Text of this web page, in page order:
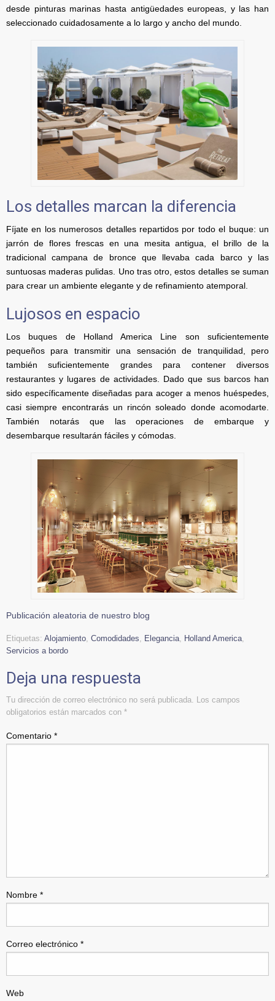
desde pinturas marinas hasta antigüedades europeas, y las han
seleccionado cuidadosamente a lo largo y ancho del mundo.
Los detalles marcan la diferencia
Fíjate en los numerosos detalles repartidos por todo el buque: un
jarrón de flores frescas en una mesita antigua, el brillo de la
tradicional campana de bronce que llevaba cada barco y las
suntuosas maderas pulidas. Uno tras otro, estos detalles se suman
para crear un ambiente elegante y de refinamiento atemporal.
Lujosos en espacio
Los buques de Holland America Line son suficientemente
pequeños para transmitir una sensación de tranquilidad, pero
también suficientemente grandes para contener diversos
restaurantes y lugares de actividades. Dado que sus barcos han
sido específicamente diseñadas para acoger a menos huéspedes,
casi siempre encontrarás un rincón soleado donde acomodarte.
También notarás que las operaciones de embarque y
desembarque resultarán fáciles y cómodas.
Publicación aleatoria de nuestro blog
Etiquetas: Alojamiento Comodidades Elegancia Holland America
Servicios a bordo
Deja una respuesta
Tu dirección de correo electrónico no será publicada.
Los campos
obligatorios están marcados con *
Comentario *
Nombre *
Correo electrónico *
Web